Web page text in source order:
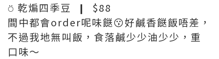
⍥ 乾煸四季豆 ❙ $88
間中都會order呢味餸😗好鹹香餸飯唔差，
不過我地無叫飯，食落鹹少少油少少，重
口味～